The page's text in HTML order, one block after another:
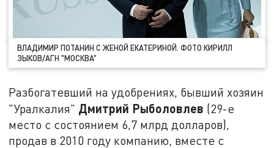
ВЛАДИМИР ПОТАНИН С ЖЕНОЙ ЕКАТЕРИНОЙ. ФОТО КИРИЛЛ
ЗЫКОВ/АГН "МОСКВА"
Разбогатевший на удобрениях, бывший хозяин
"Уралкалия" Дмитрий Рыболовлев (29-е
место с состоянием 6,7 млрд долларов),
продав в 2010 году компанию, вместе с